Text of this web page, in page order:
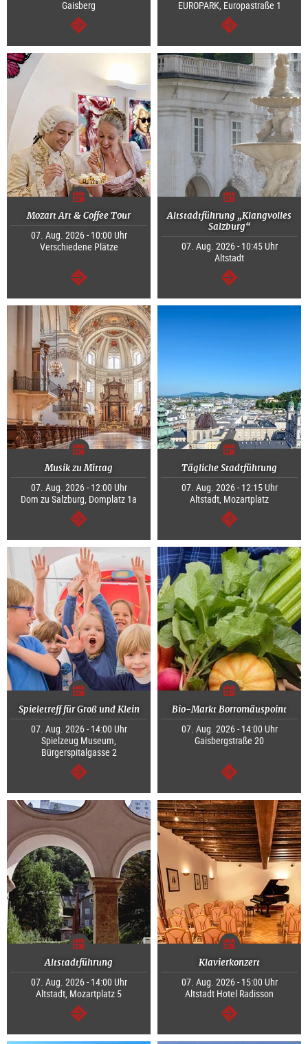
Gaisberg
weiter
EUROPARK, Europastraße 1
weiter
Mozart Art & Coffee Tour
07. Aug. 2026 - 10:00 Uhr
Verschiedene Plätze
weiter
Altstadtführung „Klangvolles
Salzburg“
07. Aug. 2026 - 10:45 Uhr
Altstadt
weiter
Musik zu Mittag
07. Aug. 2026 - 12:00 Uhr
Dom zu Salzburg, Domplatz 1a
weiter
Tägliche Stadtführung
07. Aug. 2026 - 12:15 Uhr
Altstadt, Mozartplatz
weiter
Spieletreff für Groß und Klein
07. Aug. 2026 - 14:00 Uhr
Spielzeug Museum,
Bürgerspitalgasse 2
weiter
Bio-Markt Borromäuspoint
07. Aug. 2026 - 14:00 Uhr
Gaisbergstraße 20
weiter
Altstadtführung
07. Aug. 2026 - 14:00 Uhr
Altstadt, Mozartplatz 5
weiter
Klavierkonzert
07. Aug. 2026 - 15:00 Uhr
Altstadt Hotel Radisson
weiter